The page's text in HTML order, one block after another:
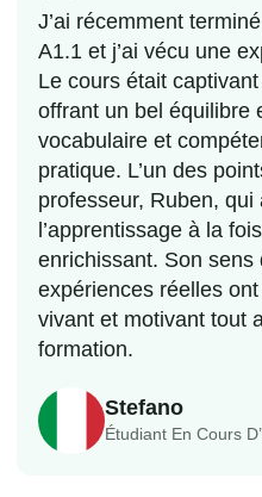
Stefano
Étudiant En Cours
J’ai récemment
A1.1 et j’ai vécu une
Le cours était
offrant un bel équilibre
vocabulaire et
pratique. L’un des
professeur, Ruben, qui
l’apprentissage à la
enrichissant. Son sens
expériences réelles
vivant et motivant tout
formation.